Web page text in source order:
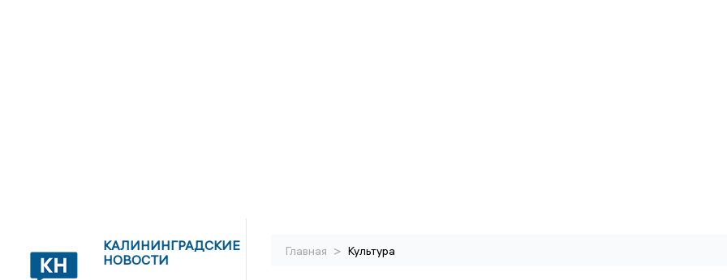
КАЛИНИНГРАДСКИЕ
НОВОСТИ
Главная > Культура